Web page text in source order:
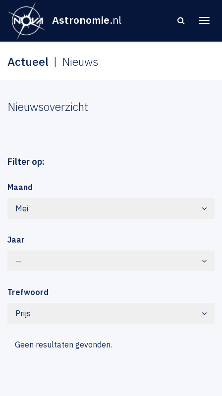
Astronomie.nl
Actueel Nieuws
Nieuwsoverzicht
Filter op:
Maand
Mei
Jaar
—
Trefwoord
Prijs
Geen resultaten gevonden.